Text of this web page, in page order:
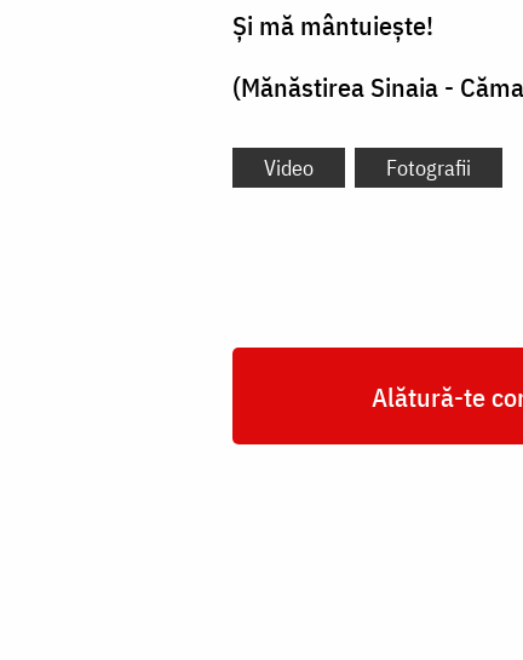
Şi mă mântuieşte!
(Mănăstirea Sinaia -
Video Fotografii
Alătură-te